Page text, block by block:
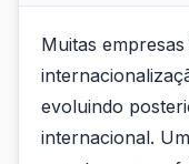
Muitas
evoluindo
internacional.